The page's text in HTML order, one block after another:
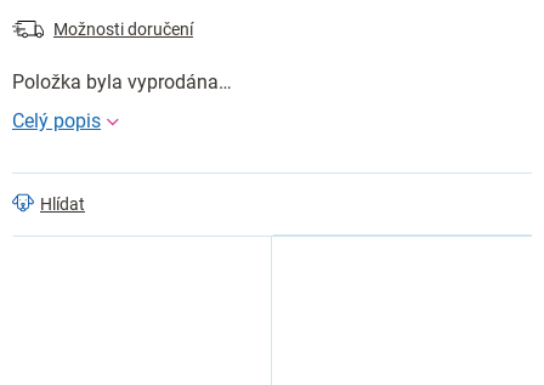
Možnosti doručení
Položka byla vyprodána…
Hlídat